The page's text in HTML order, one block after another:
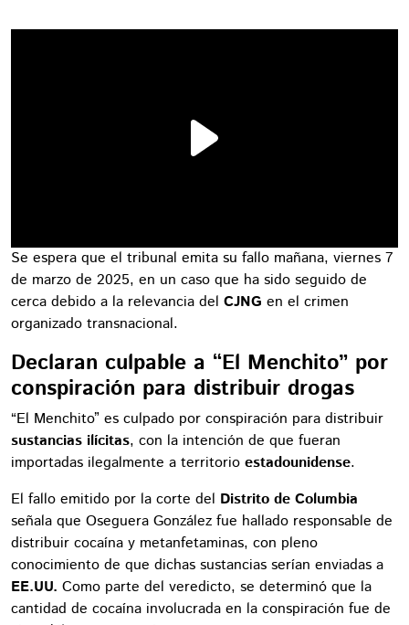
Se espera que el tribunal emita su fallo mañana, viernes 7
de marzo de 2025, en un caso que ha sido seguido de
cerca debido a la relevancia del CJNG en el crimen
organizado transnacional.
Declaran culpable a “El Menchito” por
conspiración para distribuir drogas
“El Menchito” es culpado por conspiración para distribuir
sustancias ilícitas, con la intención de que fueran
importadas ilegalmente a territorio estadounidense.
El fallo emitido por la corte del Distrito de Columbia
señala que Oseguera González fue hallado responsable de
distribuir cocaína y metanfetaminas, con pleno
conocimiento de que dichas sustancias serían enviadas a
EE.UU. Como parte del veredicto, se determinó que la
cantidad de cocaína involucrada en la conspiración fue de